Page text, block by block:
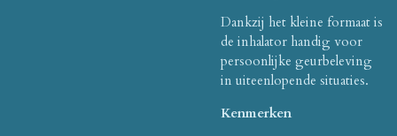
Dankzij het kleine formaat is
de inhalator handig voor
persoonlijke geurbeleving
in uiteenlopende situaties.
Kenmerken